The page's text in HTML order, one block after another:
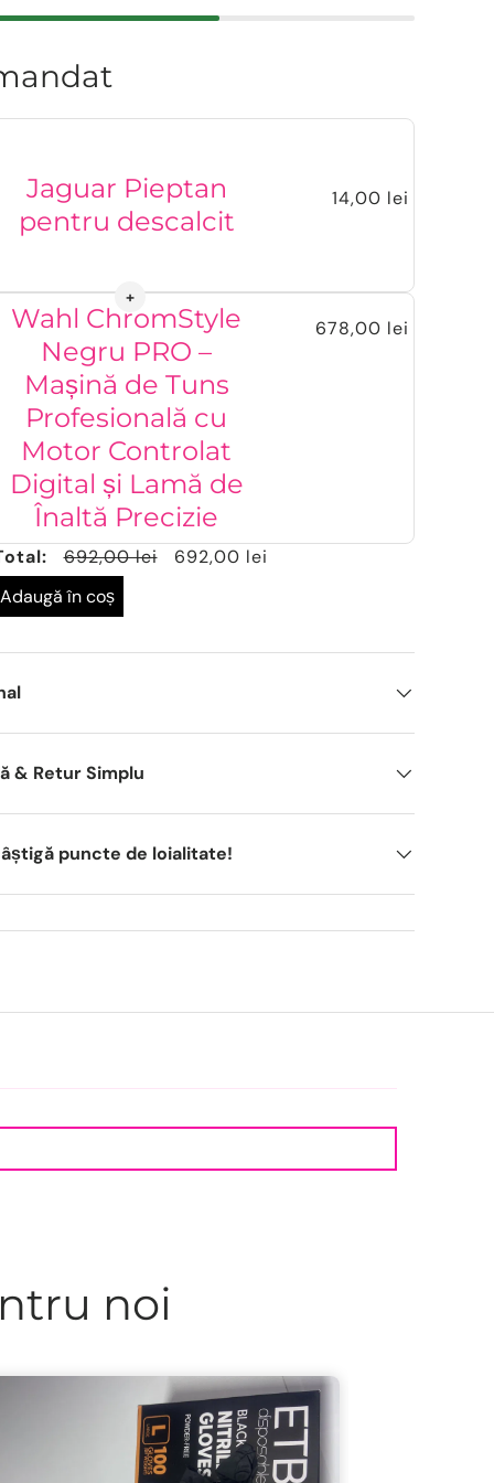
Jaguar Pieptan
pentru descalcit
14,00 lei
Wahl ChromStyle
Negru PRO –
Mașină de Tuns
Profesională cu
Motor Controlat
Digital și Lamă de
Înaltă Precizie
678,00 lei
692,00 lei
692,00 lei
Adaugă în coș
& Retur Simplu
puncte de loialitate!
noi